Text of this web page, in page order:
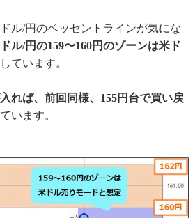
ル/円のベッセントラインが気にな
ル/円の159〜160円のゾーンは米ド
ています。
れば、前回同様、155円台で買い戻
います。